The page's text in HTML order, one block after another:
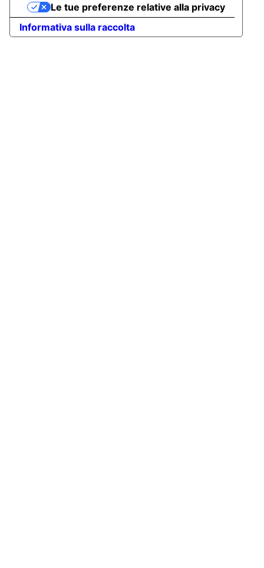
Informativa sulla raccolta
Le tue preferenze relative alla privacy